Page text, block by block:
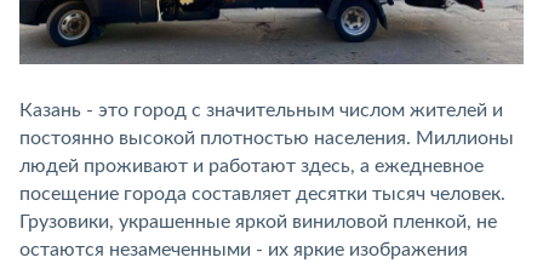
Казань - это город с значительным числом жителей и
постоянно высокой плотностью населения. Миллионы
людей проживают и работают здесь, а ежедневное
посещение города составляет десятки тысяч человек.
Грузовики, украшенные яркой виниловой пленкой, не
остаются незамеченными - их яркие изображения